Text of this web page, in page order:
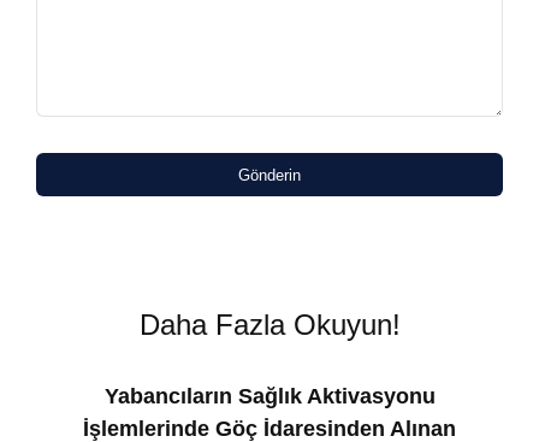
Gönderin
Daha Fazla Okuyun!
Yabancıların Sağlık Aktivasyonu
İşlemlerinde Göç İdaresinden Alınan